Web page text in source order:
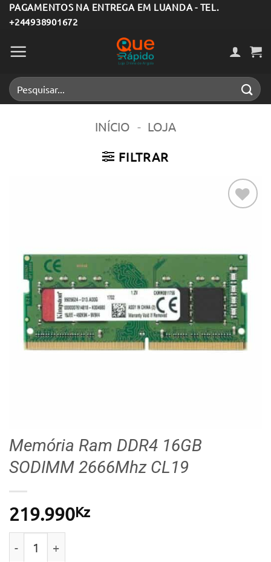
Skip
to
content
PAGAMENTOS NA ENTREGA EM LUANDA - TEL.
+244938901672
Pesquisar
por:
INÍCIO - LOJA
FILTRAR
desejos
Memória Ram DDR4 16GB
SODIMM 2666Mhz CL19
219.990Kz